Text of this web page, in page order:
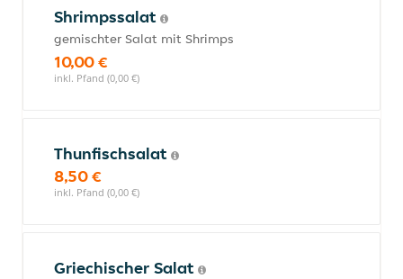
Shrimpssalat
gemischter Salat mit Shrimps
10,00 €
inkl. Pfand (0,00 €)
Thunfischsalat
8,50 €
inkl. Pfand (0,00 €)
Griechischer Salat